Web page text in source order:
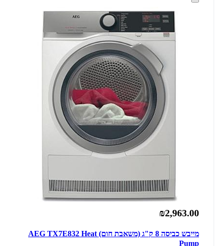
₪2,963.00
מייבש כביסה 8 ‏ק"ג (משאבת חום) AEG TX7E832 Heat
Pump